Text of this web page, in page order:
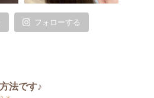
フォローする
法です♪